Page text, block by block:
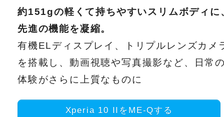
約151gの軽くて持ちやすいスリムボディに
先進の機能を凝縮。
有機ELディスプレイ、トリプルレンズカメ
を搭載し、動画視聴や写真撮影など、日常
体験がさらに上質なものに
Xperia 10 IIをME-Qする